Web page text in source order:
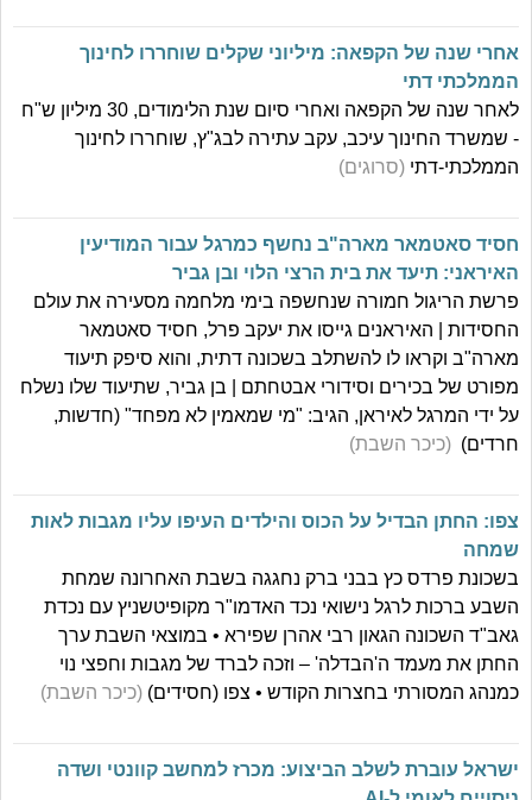
אחרי שנה של הקפאה: מיליוני שקלים שוחררו לחינוך
הממלכתי דתי
לאחר שנה של הקפאה ואחרי סיום שנת הלימודים, 30 מיליון ש"ח
- שמשרד החינוך עיכב, עקב עתירה לבג"ץ, שוחררו לחינוך
הממלכתי-דתי (סרוגים)
חסיד סאטמאר מארה"ב נחשף כמרגל עבור המודיעין
האיראני: תיעד את בית הרצי הלוי ובן גביר
פרשת הריגול חמורה שנחשפה בימי מלחמה מסעירה את עולם
החסידות | האיראנים גייסו את יעקב פרל, חסיד סאטמאר
מארה"ב וקראו לו להשתלב בשכונה דתית, והוא סיפק תיעוד
מפורט של בכירים וסידורי אבטחתם | בן גביר, שתיעוד שלו נשלח
על ידי המרגל לאיראן, הגיב: "מי שמאמין לא מפחד" (חדשות,
חרדים) (כיכר השבת)
צפו: החתן הבדיל על הכוס והילדים העיפו עליו מגבות לאות
שמחה
בשכונת פרדס כץ בבני ברק נחגגה בשבת האחרונה שמחת
השבע ברכות לרגל נישואי נכד האדמו"ר מקופיטשניץ עם נכדת
גאב"ד השכונה הגאון רבי אהרן שפירא • במוצאי השבת ערך
החתן את מעמד ה'הבדלה' – וזכה לברד של מגבות וחפצי נוי
כמנהג המסורתי בחצרות הקודש • צפו (חסידים) (כיכר השבת)
ישראל עוברת לשלב הביצוע: מכרז למחשב קוונטי ושדה